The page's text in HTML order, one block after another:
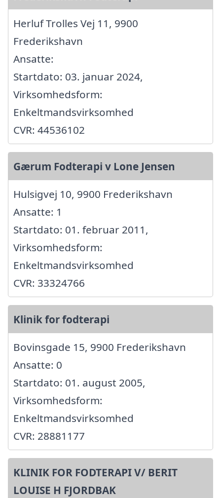
Herluf Trolles Vej 11, 9900
Frederikshavn
Ansatte:
Startdato: 03. januar 2024,
Virksomhedsform:
Enkeltmandsvirksomhed
CVR: 44536102
Gærum Fodterapi v Lone Jensen
Hulsigvej 10, 9900 Frederikshavn
Ansatte: 1
Startdato: 01. februar 2011,
Virksomhedsform:
Enkeltmandsvirksomhed
CVR: 33324766
Klinik for fodterapi
Bovinsgade 15, 9900 Frederikshavn
Ansatte: 0
Startdato: 01. august 2005,
Virksomhedsform:
Enkeltmandsvirksomhed
CVR: 28881177
KLINIK FOR FODTERAPI V/ BERIT
LOUISE H FJORDBAK